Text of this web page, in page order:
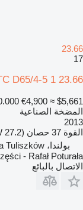
23.66
17
D65/4-5 1 23.66
€4,900 ≈ $5,661
المضخة الصناعية
2013
القوة 37 حصان (27.2 kW)
بولندا، Gmina Tuliszków
- Rafał Poturała
الاتصال بالبائع